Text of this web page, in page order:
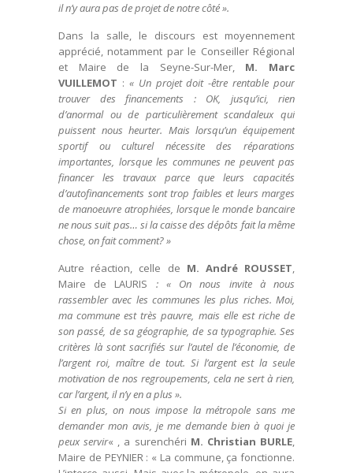
il n’y aura pas de projet de notre côté ».
Dans la salle, le discours est moyennement
apprécié, notamment par le Conseiller Régional
et Maire de la Seyne-Sur-Mer, M. Marc
VUILLEMOT : « Un projet doit -être rentable pour
trouver des financements : OK, jusqu’ici, rien
d’anormal ou de particulièrement scandaleux qui
puissent nous heurter. Mais lorsqu’un équipement
sportif ou culturel nécessite des réparations
importantes, lorsque les communes ne peuvent pas
financer les travaux parce que leurs capacités
d’autofinancements sont trop faibles et leurs marges
de manoeuvre atrophiées, lorsque le monde bancaire
ne nous suit pas… si la caisse des dépôts fait la même
chose, on fait comment? »
Autre réaction, celle de M. André ROUSSET,
Maire de LAURIS : « On nous invite à nous
rassembler avec les communes les plus riches. Moi,
ma commune est très pauvre, mais elle est riche de
son passé, de sa géographie, de sa typographie. Ses
critères là sont sacrifiés sur l’autel de l’économie, de
l’argent roi, maître de tout. Si l’argent est la seule
motivation de nos regroupements, cela ne sert à rien,
car l’argent, il n’y en a plus ».
Si en plus, on nous impose la métropole sans me
demander mon avis, je me demande bien à quoi je
peux servir« , a surenchéri M. Christian BURLE,
Maire de PEYNIER : « La commune, ça fonctionne.